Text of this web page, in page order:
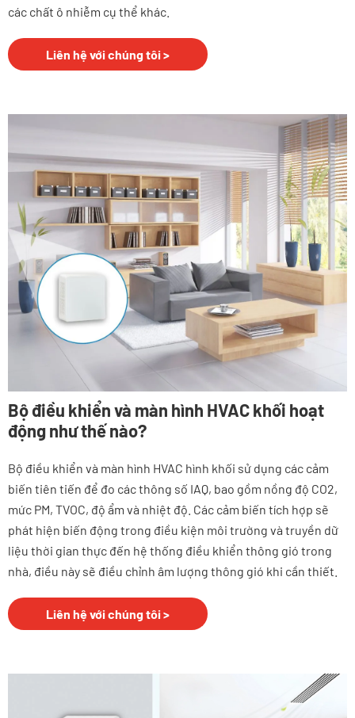
các chất ô nhiễm cụ thể khác.
Liên hệ với chúng tôi >
Bộ điều khiển và màn hình HVAC khối hoạt
động như thế nào?
Bộ điều khiển và màn hình HVAC hình khối sử dụng các cảm
biến tiên tiến để đo các thông số IAQ, bao gồm nồng độ CO2,
mức PM, TVOC, độ ẩm và nhiệt độ. Các cảm biến tích hợp sẽ
phát hiện biến động trong điều kiện môi trường và truyền dữ
liệu thời gian thực đến hệ thống điều khiển thông gió trong
nhà, điều này sẽ điều chỉnh âm lượng thông gió khi cần thiết.
Liên hệ với chúng tôi >